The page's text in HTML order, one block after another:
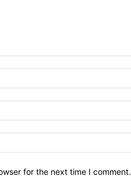
for the next time I comment.